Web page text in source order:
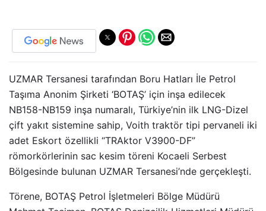
UZMAR Tersanesi tarafından Boru Hatları İle Petrol
Taşıma Anonim Şirketi ‘BOTAŞ’ için inşa edilecek
NB158-NB159 inşa numaralı, Türkiye’nin ilk LNG-Dizel
çift yakıt sistemine sahip, Voith traktör tipi pervaneli iki
adet Eskort özellikli “TRAktor V3900-DF”
römorkörlerinin sac kesim töreni Kocaeli Serbest
Bölgesinde bulunan UZMAR Tersanesi’nde gerçekleşti.
Törene, BOTAŞ Petrol İşletmeleri Bölge Müdürü